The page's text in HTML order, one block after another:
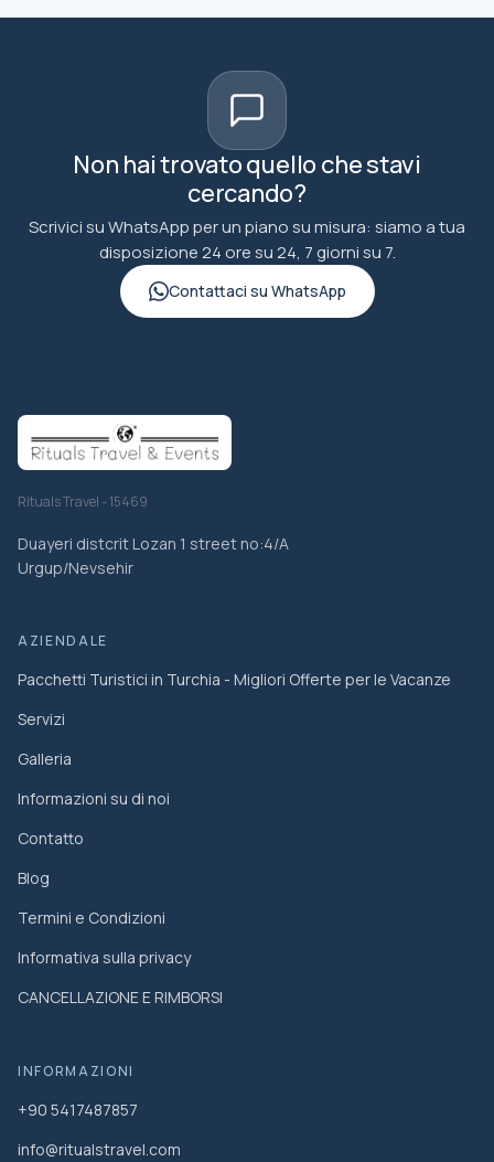
Non hai trovato quello che stavi
cercando?
Scrivici su WhatsApp per un piano su misura: siamo a tua
disposizione 24 ore su 24, 7 giorni su 7.
Contattaci su WhatsApp
Rituals Travel - 15469
Duayeri distcrit Lozan 1 street no:4/A
Urgup/Nevsehir
AZIENDALE
Pacchetti Turistici in Turchia - Migliori Offerte per le Vacanze
Servizi
Galleria
Informazioni su di noi
Contatto
Blog
Termini e Condizioni
Informativa sulla privacy
CANCELLAZIONE E RIMBORSI
INFORMAZIONI
+90 5417487857
info@ritualstravel.com